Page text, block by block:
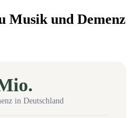
Musik und Demenz
in Deutschland